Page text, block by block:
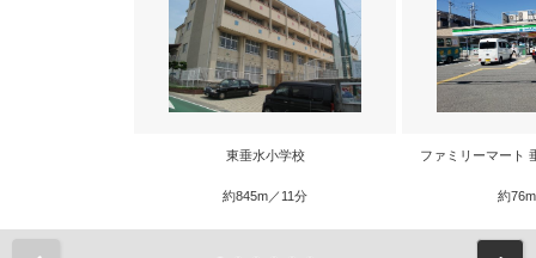
東垂水小学校
約845m／11分
ファミリーマート
約